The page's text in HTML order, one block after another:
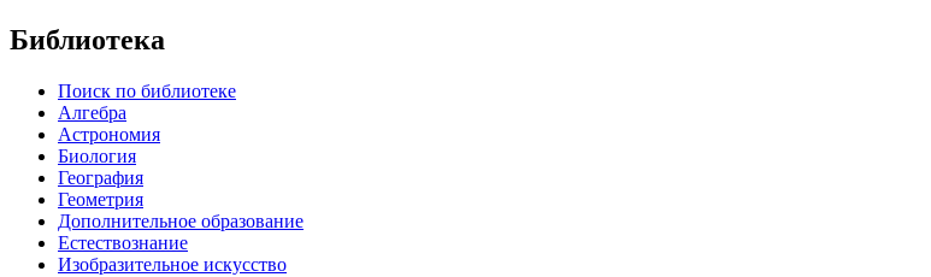
Библиотека
Поиск по библиотеке
Алгебра
Астрономия
Биология
География
Геометрия
Дополнительное образование
Естествознание
Изобразительное искусство